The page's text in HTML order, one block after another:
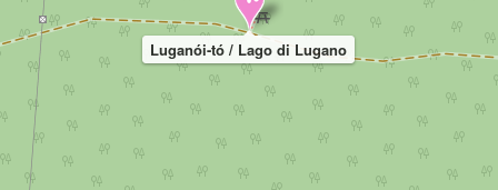
Luganói-tó / Lago di Lugano